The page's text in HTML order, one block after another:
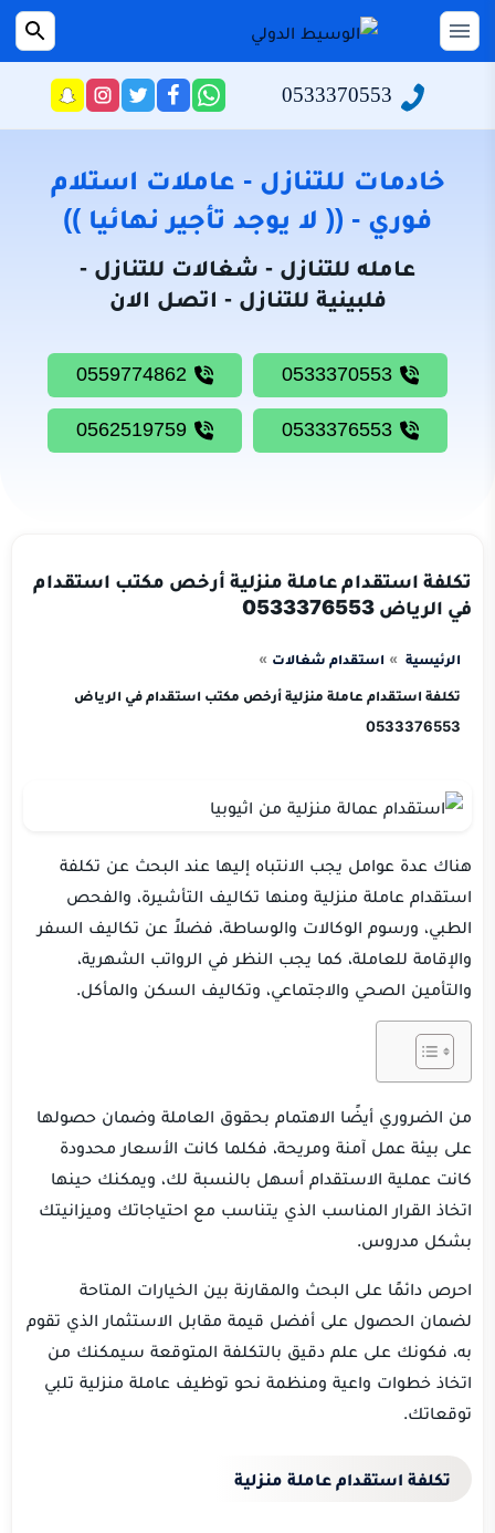
التجاوز
إلى
القائمة
الرئيسية
سياسة
الخصوصية
نحن
للتنازل
شغالات
للتنازل
بحث
0533370553
راسلنا
عبر
تابعنا
على
فيسبوك
تابعنا
على
تويتر
تابعنا
على
انستجرام
خادمات للتنازل - عاملات استلام
فوري - (( لا يوجد تأجير نهائيا ))
عامله للتنازل - شغالات للتنازل -
فلبينية للتنازل - اتصل الان
تكلفة استقدام عاملة منزلية أرخص مكتب استقدام
في الرياض 0533376553
الرئيسية استقدام شغالات
تكلفة استقدام عاملة منزلية أرخص مكتب استقدام في الرياض
0533376553
هناك عدة عوامل يجب الانتباه إليها عند البحث عن تكلفة
استقدام عاملة منزلية ومنها تكاليف التأشيرة، والفحص
الطبي، ورسوم الوكالات والوساطة، فضلاً عن تكاليف السفر
والإقامة للعاملة، كما يجب النظر في الرواتب الشهرية،
والتأمين الصحي والاجتماعي، وتكاليف السكن والمأكل.
من الضروري أيضًا الاهتمام بحقوق العاملة وضمان حصولها
على بيئة عمل آمنة ومريحة، فكلما كانت الأسعار محدودة
كانت عملية الاستقدام أسهل بالنسبة لك، ويمكنك حينها
اتخاذ القرار المناسب الذي يتناسب مع احتياجاتك وميزانيتك
بشكل مدروس.
احرص دائمًا على البحث والمقارنة بين الخيارات المتاحة
لضمان الحصول على أفضل قيمة مقابل الاستثمار الذي تقوم
به، فكونك على علم دقيق بالتكلفة المتوقعة سيمكنك من
اتخاذ خطوات واعية ومنظمة نحو توظيف عاملة منزلية تلبي
توقعاتك.
تكلفة استقدام عاملة منزلية